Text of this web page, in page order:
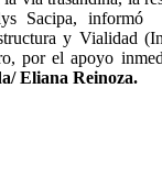
Sacipa, informó
y Vialidad
por el apoyo
Eliana Reinoza.